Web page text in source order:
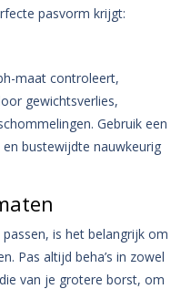
pasvorm krijgt:
maat controleert,
gewichtsverlies,
Gebruik een
bustewijdte nauwkeurig
is het belangrijk om
Pas altijd beha’s in zowel
van je grotere borst, om